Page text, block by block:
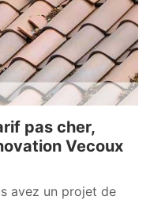
pas cher,
Vecoux
avez un projet de